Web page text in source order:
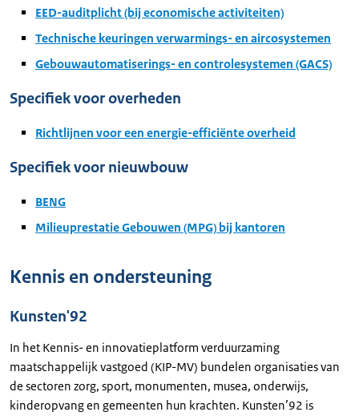
EED-auditplicht (bij economische activiteiten)
Technische keuringen verwarmings- en aircosystemen
Gebouwautomatiserings- en controlesystemen (GACS)
Specifiek voor overheden
Richtlijnen voor een energie-efficiënte overheid
Specifiek voor nieuwbouw
BENG
Milieuprestatie Gebouwen (MPG) bij kantoren
Kennis en ondersteuning
Kunsten'92
In het Kennis- en innovatieplatform verduurzaming
maatschappelijk vastgoed (KIP-MV) bundelen organisaties van
de sectoren zorg, sport, monumenten, musea, onderwijs,
kinderopvang en gemeenten hun krachten. Kunsten’92 is